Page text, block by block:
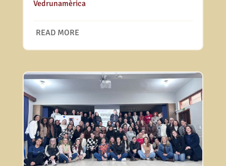
Vedrunamèrica
READ MORE